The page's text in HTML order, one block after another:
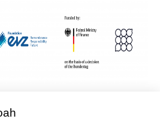
on Jewish Material Claims Against